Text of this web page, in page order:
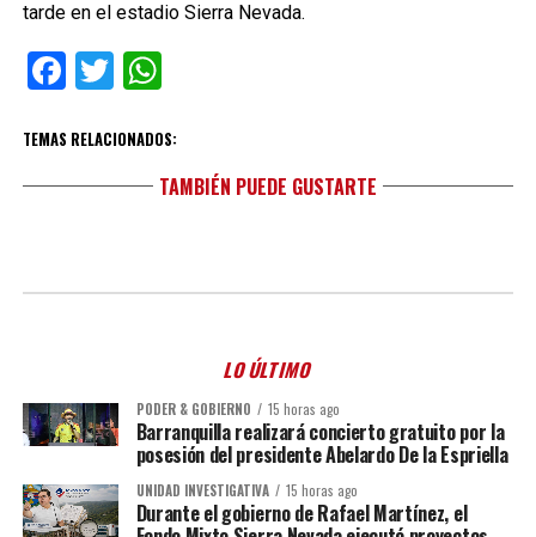
tarde en el estadio Sierra Nevada.
Facebook
TwitterWhatsApp
TEMAS RELACIONADOS:
TAMBIÉN PUEDE GUSTARTE
LO ÚLTIMO
PODER & GOBIERNO 15 horas ago
Barranquilla realizará concierto gratuito por la
posesión del presidente Abelardo De la Espriella
UNIDAD INVESTIGATIVA 15 horas ago
Durante el gobierno de Rafael Martínez, el